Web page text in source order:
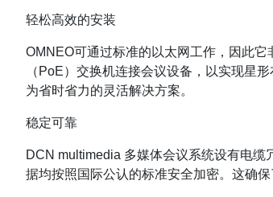
轻松高效的安装
OMNEO可通过标准的以太网工作，因此
（PoE）交换机连接会议设备，以实现星
为省时省力的灵活解决方案。
稳定可靠
DCN multimedia 多媒体会议系统设有电
据均按照国际公认的标准安全加密。这确